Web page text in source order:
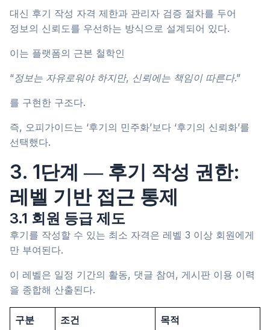
대신 후기 작성 자격 제한과 관리자 검증 절차를 두어
정보의 신뢰도를 우선하는 방식으로 설계되어 있다.
이는 플랫폼의 근본 철학인
“정보는 자유로워야 하지만, 신뢰에는 책임이 따른다.”
를 구현한 구조다.
즉, 오피가이드는 ‘후기의 민주화’보다 ‘후기의 신뢰화’를
선택했다.
3. 1단계 ― 후기 작성 권한:
레벨 기반 접근 통제
3.1 회원 등급 제도
후기를 작성할 수 있는 최소 자격은 레벨 3 이상 회원에게
만 부여된다.
이 레벨은 일정 기간의 활동, 댓글 참여, 게시판 이용 이력
을 종합해 산출된다.
구분 조건 목적